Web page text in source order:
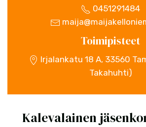
0451291484
Toimipisteet
Irjalankatu 18 A, 33560
Takahuhti)
Kalevalainen